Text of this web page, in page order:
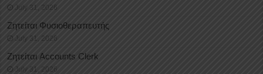
July 31, 2026
Ζητείται Φυσιοθεραπευτής
July 31, 2026
Ζητείται Accounts Clerk
July 31, 2026